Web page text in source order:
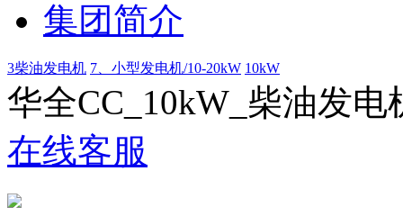
集团简介
3柴油发电机 7、小型发电机/10-20kW 10kW
华全CC_10kW_柴油发
在线客服